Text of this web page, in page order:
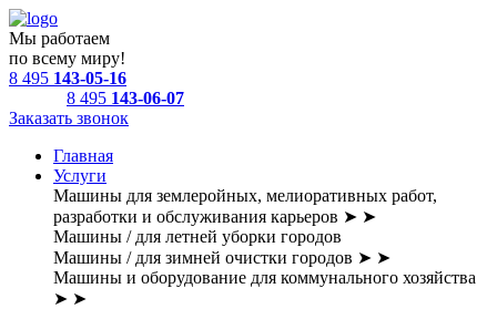
Мы работаем
по всему миру!
8 495 143-05-16
8 495 143-06-07
Заказать звонок
Главная
Услуги
Машины для землеройных, мелиоративных работ,
разработки и обслуживания карьеров ➤ ➤
Машины / для летней уборки городов
Машины / для зимней очистки городов ➤ ➤
Машины и оборудование для коммунального хозяйства
➤ ➤